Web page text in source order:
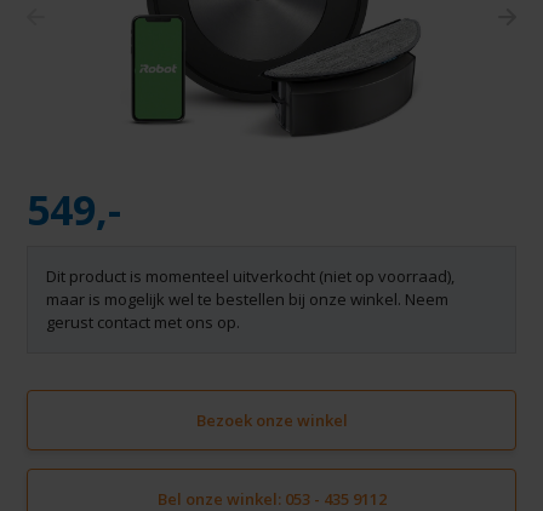
549,-
Dit product is momenteel uitverkocht (niet op voorraad),
maar is mogelijk wel te bestellen bij onze winkel. Neem
gerust contact met ons op.
Bezoek onze winkel
Bel onze winkel: 053 - 435 9112